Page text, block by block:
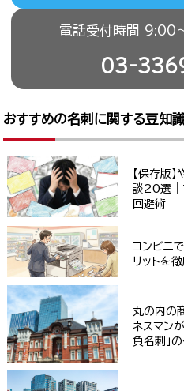
電話受付時間 9:00
03-
おすすめの名刺に関する豆知
【保存版
談20選｜
回避術
コンビニ
リットを
丸の内の
ネスマン
負名刺」